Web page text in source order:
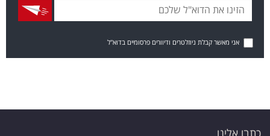
אני מאשר קבלת ניוזלטרים ודיוורים פרסומיים בדוא"ל
כתבו אלינו